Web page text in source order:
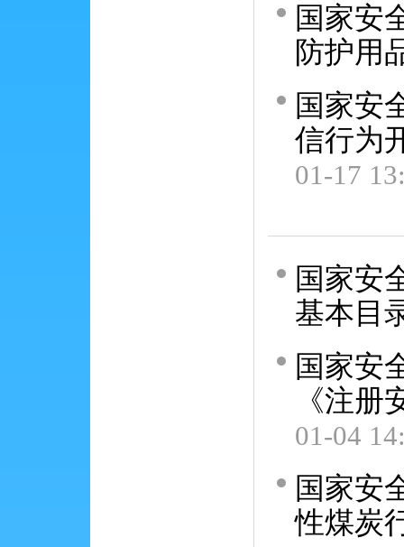
国家安
防护用
国家安
信行为
01-17
国家安
基本目
国家安
《注
01-04
国家安
性煤炭